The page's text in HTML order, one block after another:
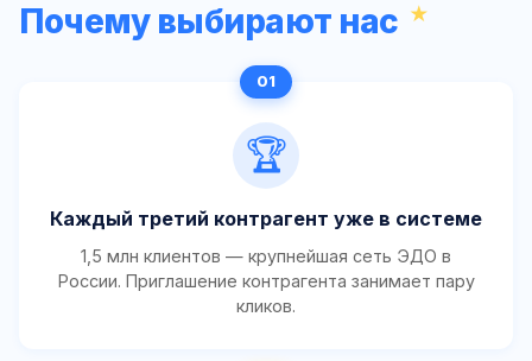
Почему выбирают нас
🏆
Каждый третий контрагент уже в системе
1,5 млн клиентов — крупнейшая сеть ЭДО в
России. Приглашение контрагента занимает пару
кликов.